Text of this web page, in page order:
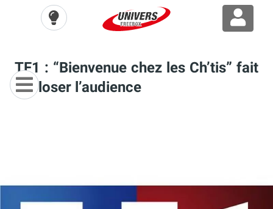
TF1 : “Bienvenue chez les Ch’tis” fait
exploser l’audience